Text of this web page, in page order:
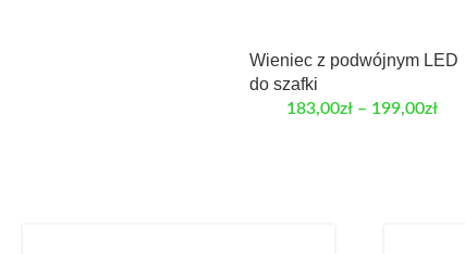
Wieniec z podwójnym LED
do szafki
183,00zł – 199,00zł